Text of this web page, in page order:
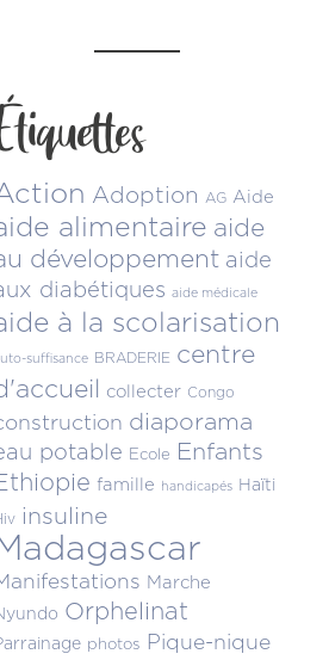
Adoption AG Aide
alimentaire aide
développement aide
diabétiques aide médicale
à la scolarisation
suffisance BRADERIE centre
collecter Congo
diaporama
potable Ecole Enfants
famille handicapés Haïti
insuline
Marche
Orphelinat
photos Pique-nique